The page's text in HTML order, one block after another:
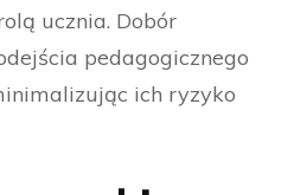
ucznia. Dobór
pedagogicznego
ich ryzyko